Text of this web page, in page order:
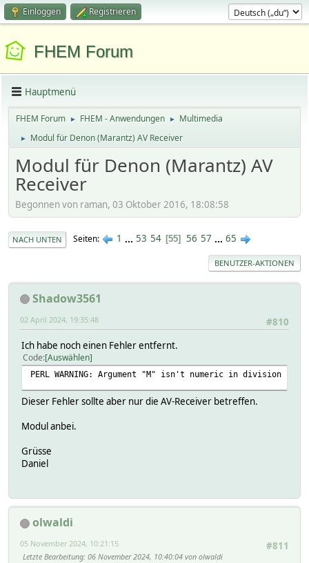
Einloggen Registrieren
FHEM Forum
Hauptmenü
FHEM Forum ► FHEM - Anwendungen ► Multimedia
► Modul für Denon (Marantz) AV Receiver
Modul für Denon (Marantz) AV
Receiver
Begonnen von raman, 03 Oktober 2016, 18:08:58
NACH UNTEN Seiten 1 ... 53 54 55 56 57 ... 65
BENUTZER-AKTIONEN
Shadow3561
#810
02 April 2024, 19:35:48
Ich habe noch einen Fehler entfernt.
Code Auswählen
PERL WARNING: Argument "M" isn't numeric in division (/) at
Dieser Fehler sollte aber nur die AV-Receiver betreffen.
Modul anbei.
Grüsse
Daniel
olwaldi
#811
05 November 2024, 10:21:15
Letzte Bearbeitung: 06 November 2024, 10:40:04 von olwaldi